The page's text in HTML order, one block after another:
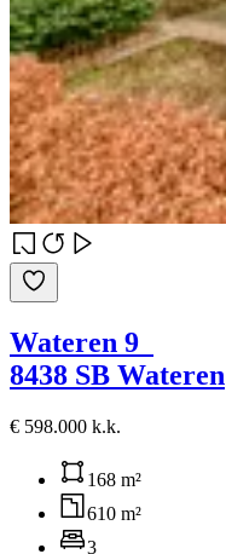
Wateren 9
8438 SB Wateren
€ 598.000 k.k.
168 m²
610 m²
3